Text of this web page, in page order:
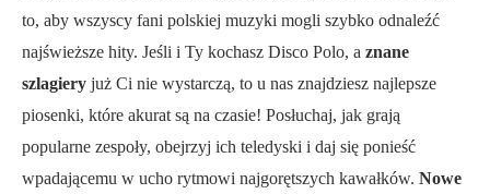
to, aby wszyscy fani polskiej muzyki mogli szybko odnaleźć
najświeższe hity. Jeśli i Ty kochasz Disco Polo, a znane
szlagiery już Ci nie wystarczą, to u nas znajdziesz najlepsze
piosenki, które akurat są na czasie! Posłuchaj, jak grają
popularne zespoły, obejrzyj ich teledyski i daj się ponieść
wpadającemu w ucho rytmowi najgorętszych kawałków. Nowe